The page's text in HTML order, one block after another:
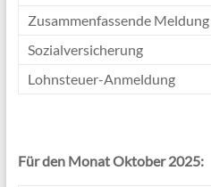
Zusammenfassende Meldung
Sozialversicherung
Lohnsteuer-Anmeldung
Für den Monat Oktober 2025: